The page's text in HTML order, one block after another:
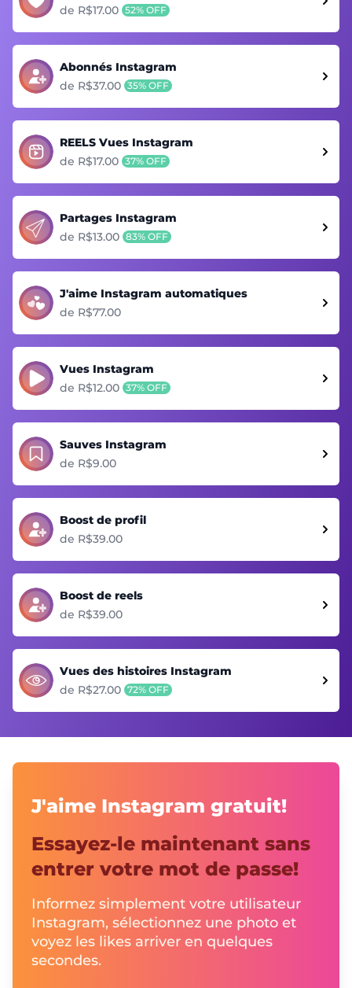
de R$17.00 52% OFF
Abonnés Instagram
de R$37.00 35% OFF
REELS Vues Instagram
de R$17.00 37% OFF
Partages Instagram
de R$13.00 83% OFF
J'aime Instagram automatiques
de R$77.00
Vues Instagram
de R$12.00 37% OFF
Sauves Instagram
de R$9.00
Boost de profil
de R$39.00
Boost de reels
de R$39.00
Vues des histoires Instagram
de R$27.00 72% OFF
J'aime Instagram gratuit!
Essayez-le maintenant sans
entrer votre mot de passe!
Informez simplement votre utilisateur
Instagram, sélectionnez une photo et
voyez les likes arriver en quelques
secondes.